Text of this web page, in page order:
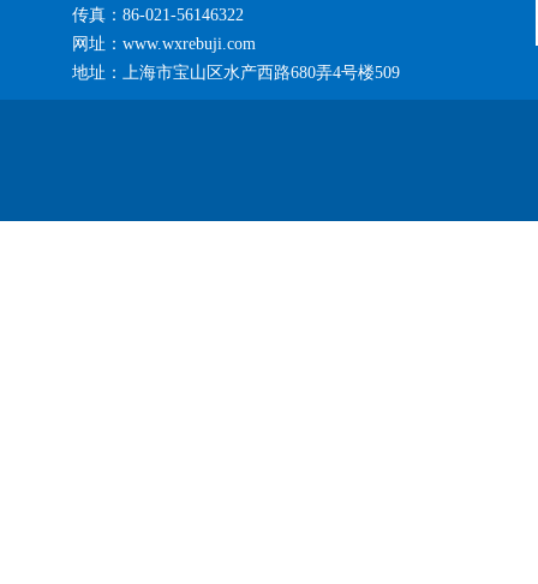
传真：86-021-56146322
网址：www.wxrebuji.com
地址：上海市宝山区水产西路680弄4号楼509